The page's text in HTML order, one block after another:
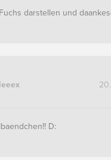
darstellen und
D: